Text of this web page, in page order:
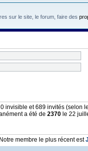
sur le site, le forum, faire des
invisible et 689 invités (selon
a été de 2370 le 22
membre le plus récent est